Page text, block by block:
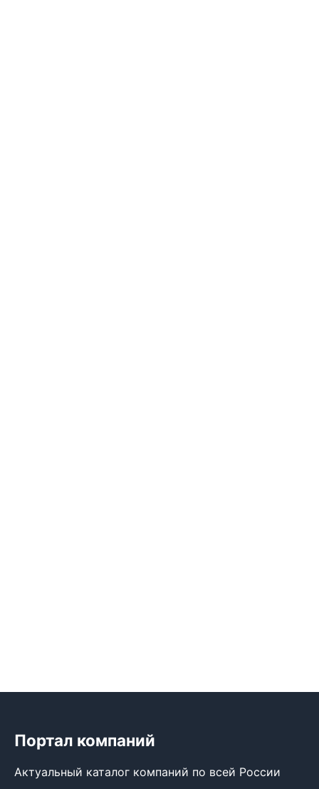
Портал компаний
Актуальный каталог компаний по всей России